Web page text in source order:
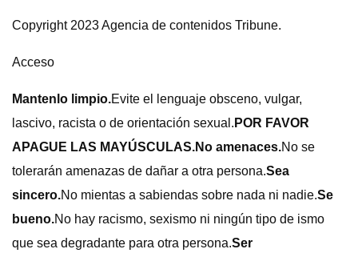
Copyright 2023 Agencia de contenidos Tribune.
Acceso
Mantenlo limpio.Evite el lenguaje obsceno, vulgar,
lascivo, racista o de orientación sexual. POR FAVOR
APAGUE LAS MAYÚSCULAS.No amenaces.No se
tolerarán amenazas de dañar a otra persona.Sea
sincero.No mientas a sabiendas sobre nada ni nadie.Se
bueno.No hay racismo, sexismo ni ningún tipo de ismo
que sea degradante para otra persona.Ser